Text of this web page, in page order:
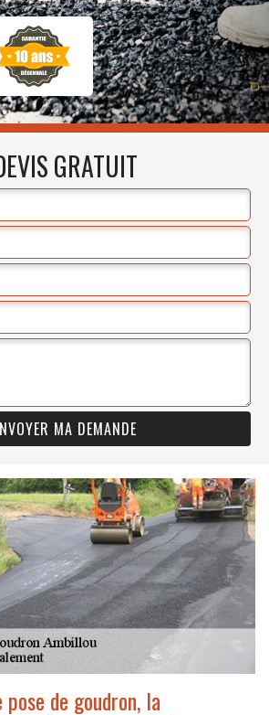
GRATUIT
de goudron, la